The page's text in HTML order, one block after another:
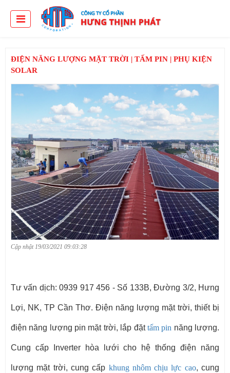
ĐIỆN NĂNG LƯỢNG MẶT TRỜI | TẤM PIN | PHỤ KIỆN
SOLAR
Cập nhật 19/03/2021 09:03:28
Tư vấn dịch: 0939 917 456 - Số 133B, Đường 3/2, Hưng
Lợi, NK, TP Cần Thơ. Điện năng lượng mặt trời, thiết bị
điện năng lượng pin mặt trời, lắp đặttấm pin năng lượng.
Cung cấp Inverter hòa lưới cho hệ thống điện năng
lượng mặt trời, cung cấp khung nhôm chịu lực cao, cung